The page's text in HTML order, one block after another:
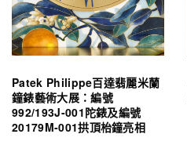
Patek Philippe百達翡麗米蘭
鐘錶藝術大展：編號
992/193J-001陀錶及編號
20179M-001拱頂枱鐘亮相